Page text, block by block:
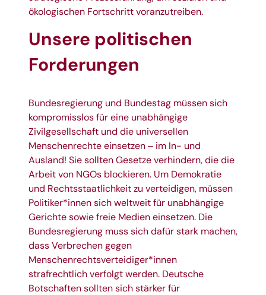
ökologischen Fortschritt voranzutreiben.
Unsere politischen
Forderungen
Bundesregierung und Bundestag müssen sich
kompromisslos für eine unabhängige
Zivilgesellschaft und die universellen
Menschenrechte einsetzen ‒ im In- und
Ausland! Sie sollten Gesetze verhindern, die die
Arbeit von NGOs blockieren. Um Demokratie
und Rechtsstaatlichkeit zu verteidigen, müssen
Politiker*innen sich weltweit für unabhängige
Gerichte sowie freie Medien einsetzen. Die
Bundesregierung muss sich dafür stark machen,
dass Verbrechen gegen
Menschenrechtsverteidiger*innen
strafrechtlich verfolgt werden. Deutsche
Botschaften sollten sich stärker für